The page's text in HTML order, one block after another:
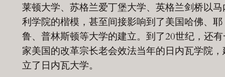
莱顿大学、苏格兰爱丁堡大学、英格兰剑桥以马
利学院的楷模，甚至间接影响到了美国哈佛、耶
鲁、普林斯顿等大学的建立。到了20世纪，还
家美国的改革宗长老会效法当年的日内瓦学院，
立了日内瓦大学。